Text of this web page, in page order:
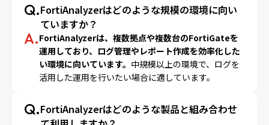
Q.FortiAnalyzerはどのような規模の環境に向い
ていますか？
A.FortiAnalyzerは、複数拠点や複数台のFortiGateを
運用しており、ログ管理やレポート作成を効率化した
い環境に向いています。 中規模以上の環境で、ログを
活用した運用を行いたい場合に適しています。
Q.FortiAnalyzerはどのような製品と組み合わせ